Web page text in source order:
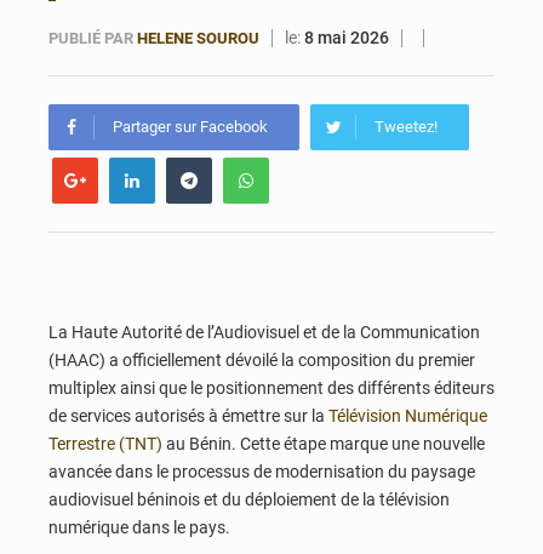
PUBLIÉ PAR HELENE SOUROU le:8 mai 2026
Partager sur Facebook Tweetez!
La Haute Autorité de l’Audiovisuel et de la Communication
(HAAC) a officiellement dévoilé la composition du premier
multiplex ainsi que le positionnement des différents éditeurs
de services autorisés à émettre sur la Télévision Numérique
Terrestre (TNT) au Bénin. Cette étape marque une nouvelle
avancée dans le processus de modernisation du paysage
audiovisuel béninois et du déploiement de la télévision
numérique dans le pays.